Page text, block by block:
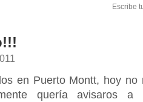
Escribe
en Puerto Montt, hoy
quería avisaros